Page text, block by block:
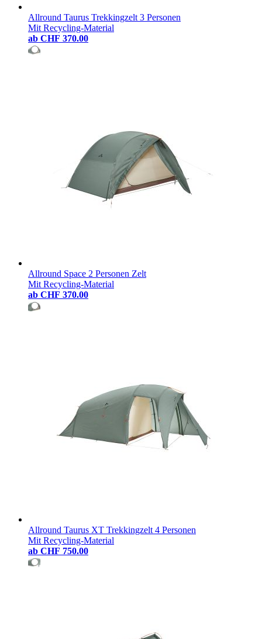
Allround Taurus Trekkingzelt 3 Personen
Mit Recycling-Material
ab CHF 370.00
Allround Space 2 Personen Zelt
Mit Recycling-Material
ab CHF 370.00
Allround Taurus XT Trekkingzelt 4 Personen
Mit Recycling-Material
ab CHF 750.00